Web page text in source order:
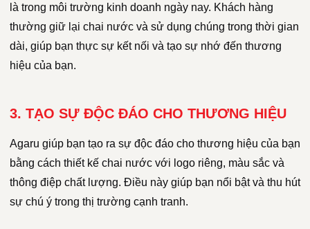
là trong môi trường kinh doanh ngày nay. Khách hàng
thường giữ lại chai nước và sử dụng chúng trong thời gian
dài, giúp bạn thực sự kết nối và tạo sự nhớ đến thương
hiệu của bạn.
3. TẠO SỰ ĐỘC ĐÁO CHO THƯƠNG HIỆU
Agaru giúp bạn tạo ra sự độc đáo cho thương hiệu của bạn
bằng cách thiết kế chai nước với logo riêng, màu sắc và
thông điệp chất lượng. Điều này giúp bạn nổi bật và thu hút
sự chú ý trong thị trường cạnh tranh.